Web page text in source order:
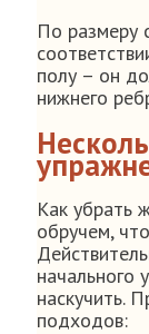
По размеру
полу – он
нижнего
Как убрать
обручем,
начального
наскучить.
подходов: